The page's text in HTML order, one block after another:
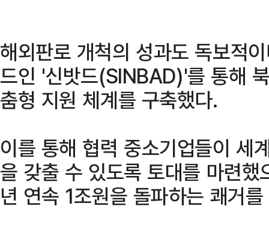
해외판로 개척의 성과도 독보적
드인 '신밧드(SINBAD)'를 통해
춤형 지원 체계를 구축했다.
이를 통해 협력 중소기업들이 세
을 갖출 수 있도록 토대를 마련
년 연속 1조원을 돌파하는 쾌거